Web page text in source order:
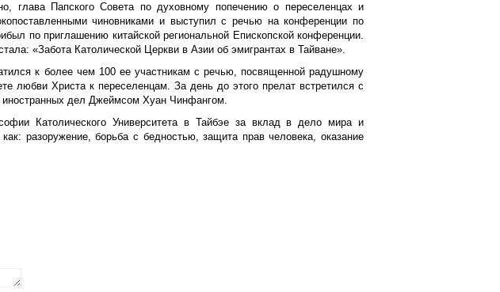
глава Папского Совета по духовному попечению о переселенцах и
чиновниками и выступил с речью на конференции по
по приглашению китайской региональной Епископской конференции.
«Забота Католической Церкви в Азии об эмигрантах в Тайване».
к более чем 100 ее участникам с речью, посвященной радушному
любви Христа к переселенцам. За день до этого прелат встретился с
дел Джеймсом Хуан Чинфангом.
Католического Университета в Тайбэе за вклад в дело мира и
разоружение, борьба с бедностью, защита прав человека, оказание